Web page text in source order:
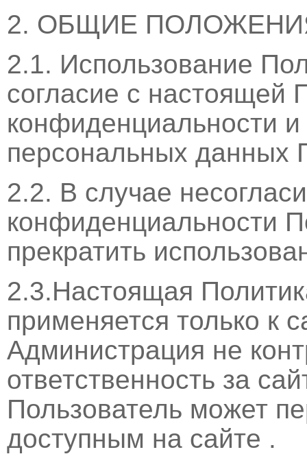
2. ОБЩИЕ
2.1. Использование
согласие с настоящей
конфиденциальности
персональных данных
2.2. В случае
конфиденциальности
прекратить
2.3.Настоящая
применяется только к
Администрация не
ответственность за
Пользователь может
доступным на сайте .